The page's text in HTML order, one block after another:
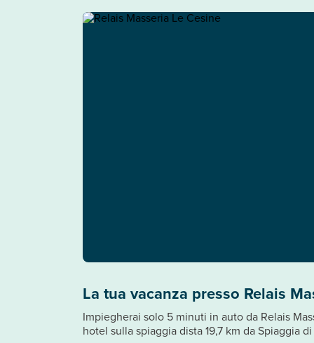
La tua vacanza presso Relais
Impiegherai solo 5 minuti in auto da Relais
hotel sulla spiaggia dista 19,7 km da Spiaggia